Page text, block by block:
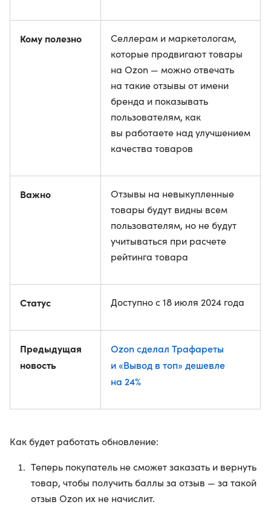
Кому полезно
Селлерам и маркетологам,
которые продвигают товары
на Ozon — можно отвечать
на такие отзывы от имени
бренда и показывать
пользователям, как
вы работаете над улучшением
качества товаров
Важно
Отзывы на невыкупленные
товары будут видны всем
пользователям, но не будут
учитываться при расчете
рейтинга товара
Статус Доступно с 18 июля 2024 года
Предыдущая
новость
Ozon сделал Трафареты
и «Вывод в топ» дешевле
на 24%
Как будет работать обновление:
Теперь покупатель не сможет заказать и вернуть
товар, чтобы получить баллы за отзыв — за такой
отзыв Ozon их не начислит.